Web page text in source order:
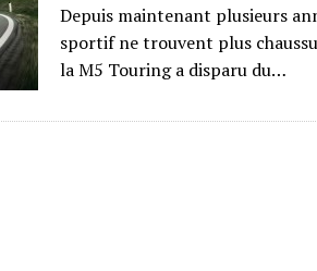
Depuis maintenant plusieurs
sportif ne trouvent plus
la M5 Touring a disparu du…